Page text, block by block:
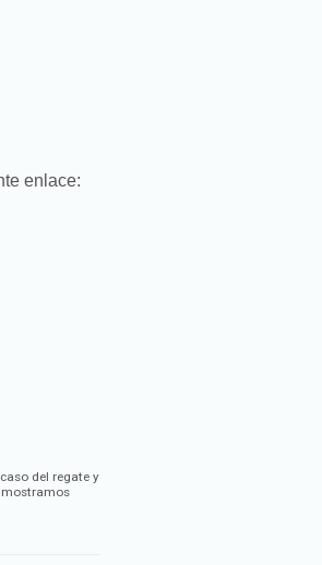
enlace:
del regate y